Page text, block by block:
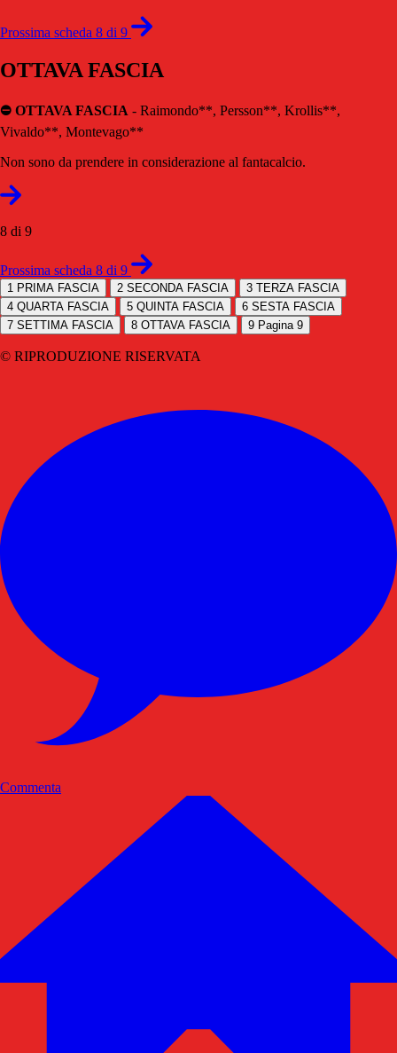
Prossima scheda 8 di 9
OTTAVA FASCIA
⛔️ OTTAVA FASCIA - Raimondo**, Persson**, Krollis**,
Vivaldo**, Montevago**
Non sono da prendere in considerazione al fantacalcio.
8 di 9
Prossima scheda 8 di 9
1 PRIMA FASCIA 2 SECONDA FASCIA 3 TERZA FASCIA
4 QUARTA FASCIA 5 QUINTA FASCIA 6 SESTA FASCIA
7 SETTIMA FASCIA 8 OTTAVA FASCIA 9 Pagina 9
© RIPRODUZIONE RISERVATA
Commenta